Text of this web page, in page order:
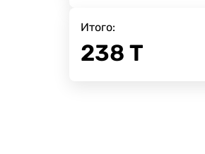
Итого:
238 Т